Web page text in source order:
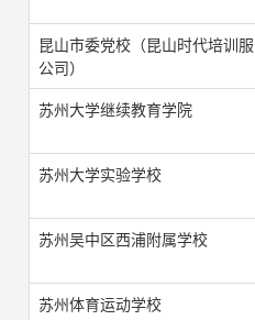
昆山市委党校（昆山时代培训
公司）
苏州大学继续教育学院
苏州大学实验学校
苏州吴中区西浦附属学校
苏州体育运动学校